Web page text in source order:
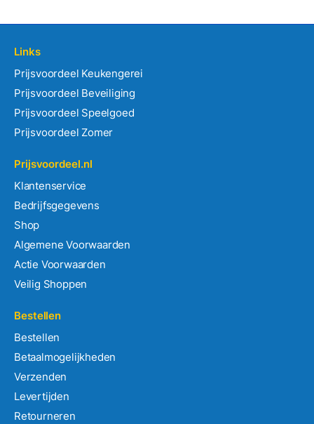
Links
Prijsvoordeel Keukengerei
Prijsvoordeel Beveiliging
Prijsvoordeel Speelgoed
Prijsvoordeel Zomer
Prijsvoordeel.nl
Klantenservice
Bedrijfsgegevens
Shop
Algemene Voorwaarden
Actie Voorwaarden
Veilig Shoppen
Bestellen
Bestellen
Betaalmogelijkheden
Verzenden
Levertijden
Retourneren